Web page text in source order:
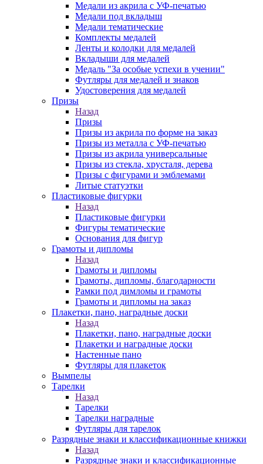
Медали из акрила с УФ-печатью
Медали под вкладыш
Медали тематические
Комплекты медалей
Ленты и колодки для медалей
Вкладыши для медалей
Медаль "За особые успехи в учении"
Футляры для медалей и знаков
Удостоверения для медалей
Призы
Назад
Призы
Призы из акрила по форме на заказ
Призы из металла с УФ-печатью
Призы из акрила универсальные
Призы из стекла, хрусталя, дерева
Призы с фигурами и эмблемами
Литые статуэтки
Пластиковые фигурки
Назад
Пластиковые фигурки
Фигуры тематические
Основания для фигур
Грамоты и дипломы
Назад
Грамоты и дипломы
Грамоты, дипломы, благодарности
Рамки под димломы и грамоты
Грамоты и дипломы на заказ
Плакетки, пано, наградные доски
Назад
Плакетки, пано, наградные доски
Плакетки и наградные доски
Настенные пано
Футляры для плакеток
Вымпелы
Тарелки
Назад
Тарелки
Тарелки наградные
Футляры для тарелок
Разрядные знаки и классификационные книжки
Назад
Разрядные знаки и классификационные